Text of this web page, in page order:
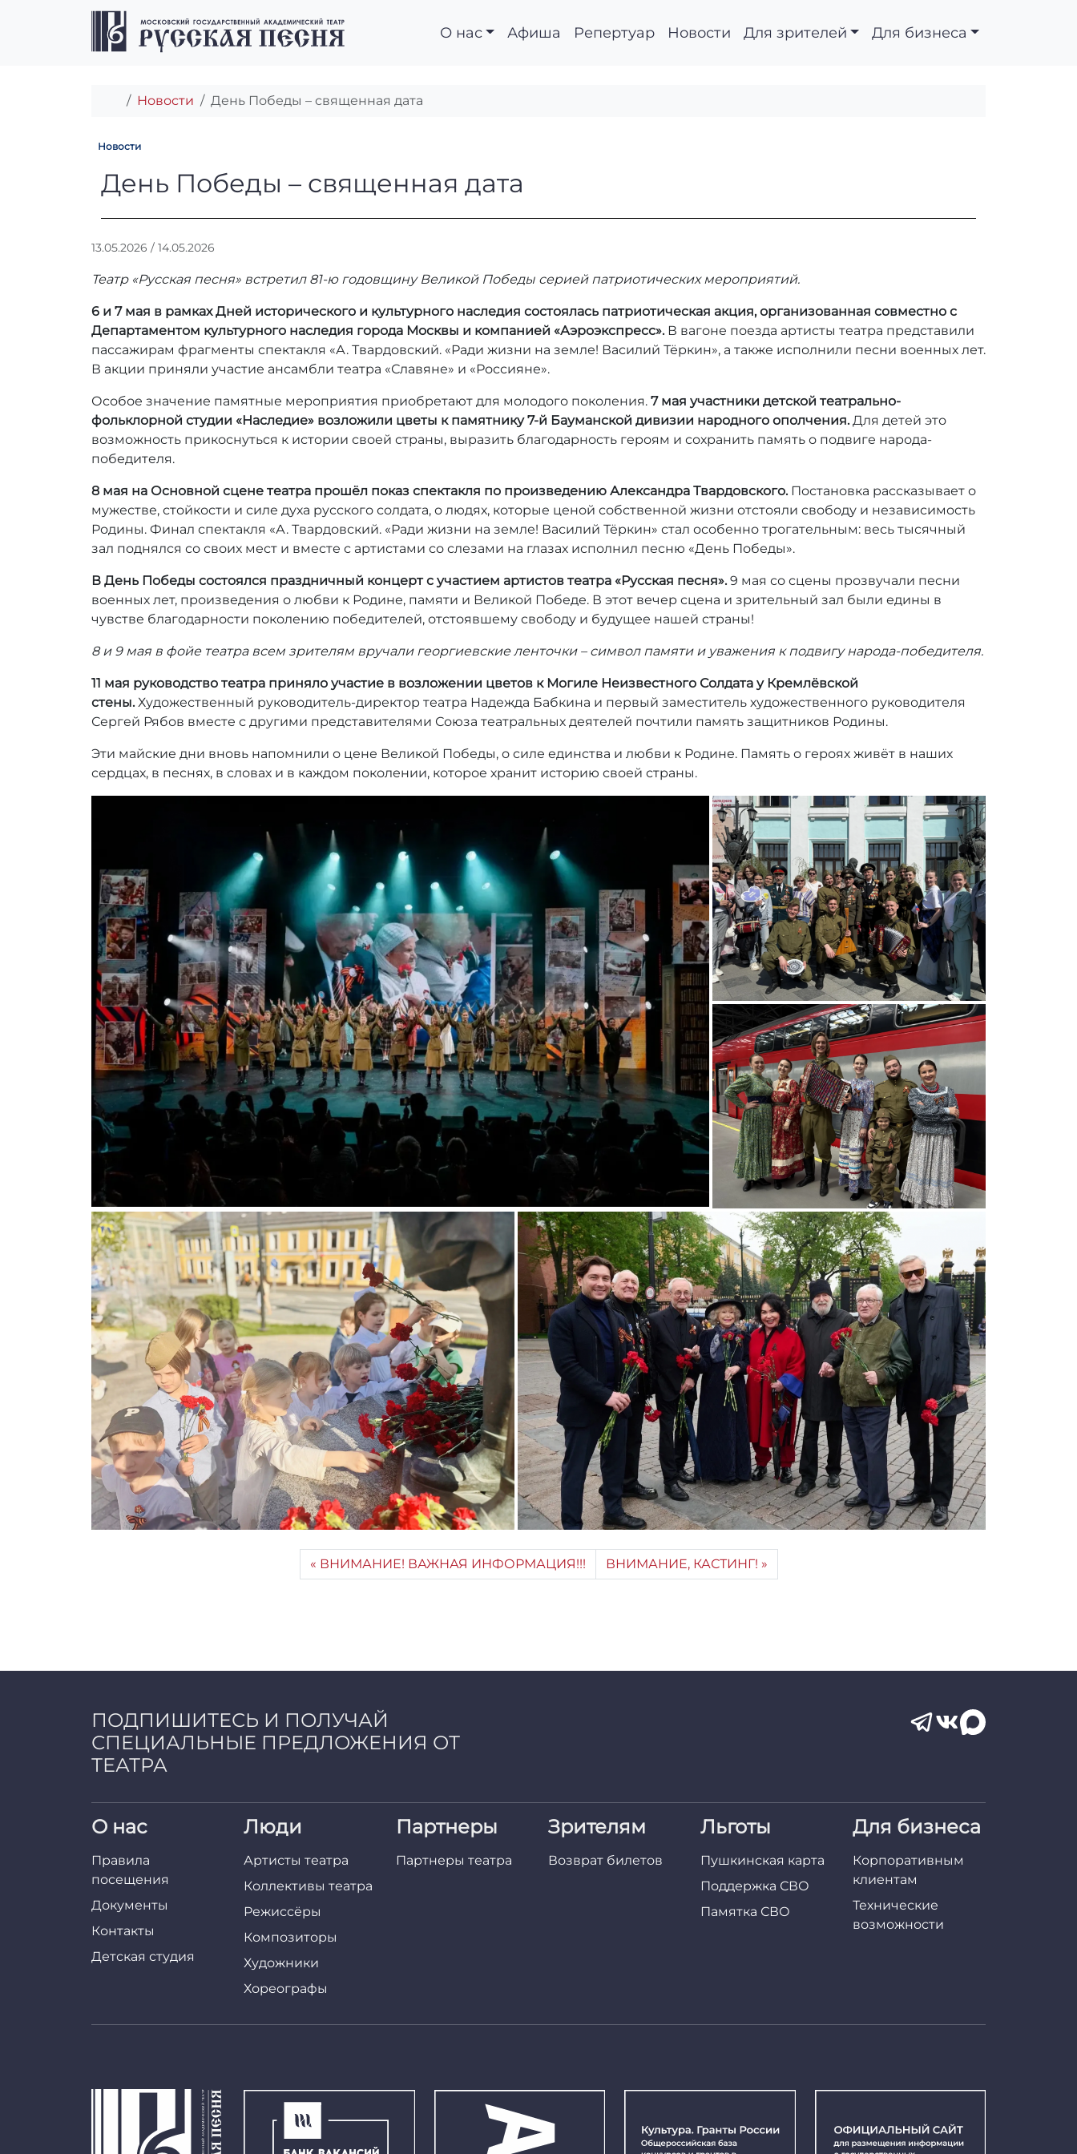
Перейти к содержимому
Перейти к футеру
О нас Афиша Репертуар Новости Для зрителей Для бизнеса
Главная
Новости День Победы – священная дата
Новости
День Победы – священная дата
День Победы – священная дата
13.05.2026 / 14.05.2026
т
р
:
А
н
с
т
а
с
я
Б
у
т
и
а
Театр «Русская песня» встретил 81-ю годовщину Великой Победы серией патриотических мероприятий.
6 и 7 мая в рамках Дней исторического и культурного наследия состоялась патриотическая акция, организованная совместно с
Департаментом культурного наследия города Москвы и компанией «Аэроэкспресс».В вагоне поезда артисты театра представили
пассажирам фрагменты спектакля «А. Твардовский. «Ради жизни на земле! Василий Тёркин», а также исполнили песни военных лет.
В акции приняли участие ансамбли театра «Славяне» и «Россияне».
Особое значение памятные мероприятия приобретают для молодого поколения. 7 мая участники детской театрально-
фольклорной студии «Наследие» возложили цветы к памятнику 7-й Бауманской дивизии народного ополчения.Для детей это
возможность прикоснуться к истории своей страны, выразить благодарность героям и сохранить память о подвиге народа-
победителя.
8 мая на Основной сцене театра прошёл показ спектакля по произведению Александра Твардовского.Постановка рассказывает о
мужестве, стойкости и силе духа русского солдата, о людях, которые ценой собственной жизни отстояли свободу и независимость
Родины. Финал спектакля «А. Твардовский. «Ради жизни на земле! Василий Тёркин» стал особенно трогательным: весь тысячный
зал поднялся со своих мест и вместе с артистами со слезами на глазах исполнил песню «День Победы».
В День Победы состоялся праздничный концерт с участием артистов театра «Русская песня».9 мая со сцены прозвучали песни
военных лет, произведения о любви к Родине, памяти и Великой Победе. В этот вечер сцена и зрительный зал были едины в
чувстве благодарности поколению победителей, отстоявшему свободу и будущее нашей страны!
8 и 9 мая в фойе театра всем зрителям вручали георгиевские ленточки – символ памяти и уважения к подвигу народа-победителя.
11 мая руководство театра приняло участие в возложении цветов к Могиле Неизвестного Солдата у Кремлёвской
стены.Художественный руководитель-директор театра Надежда Бабкина и первый заместитель художественного руководителя
Сергей Рябов вместе с другими представителями Союза театральных деятелей почтили память защитников Родины.
Эти майские дни вновь напомнили о цене Великой Победы, о силе единства и любви к Родине. Память о героях живёт в наших
сердцах, в песнях, в словах и в каждом поколении, которое хранит историю своей страны.
ВНИМАНИЕ! ВАЖНАЯ ИНФОРМАЦИЯ!!! ВНИМАНИЕ, КАСТИНГ!
ПОДПИШИТЕСЬ И ПОЛУЧАЙ
СПЕЦИАЛЬНЫЕ ПРЕДЛОЖЕНИЯ ОТ
ТЕАТРА
О нас
Правила
посещения
Документы
Контакты
Детская студия
Люди
Артисты театра
Коллективы театра
Режиссёры
Композиторы
Художники
Хореографы
Партнеры
Партнеры театра
Зрителям
Возврат билетов
Льготы
Пушкинская карта
Поддержка СВО
Памятка СВО
Для бизнеса
Корпоративным
клиентам
Технические
возможности